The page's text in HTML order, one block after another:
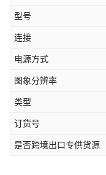
型号
连接
电源方式
图象分辨率
类型
订货号
是否跨境出口专供货源